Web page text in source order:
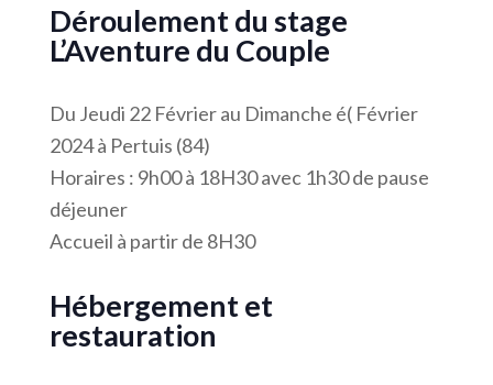
Déroulement du stage
L’Aventure du Couple
Du Jeudi 22 Février au Dimanche é( Février
2024 à Pertuis (84)
Horaires : 9h00 à 18H30 avec 1h30 de pause
déjeuner
Accueil à partir de 8H30
Hébergement et
restauration